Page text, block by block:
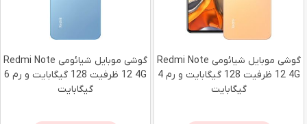
گوشی موبایل شیائومی Redmi Note
12 4G ظرفیت 128 گیگابایت و رم 4
گیگابایت
گوشی موبایل شیائومی Redmi Note
12 4G ظرفیت 128 گیگابایت و رم 6
گیگابایت